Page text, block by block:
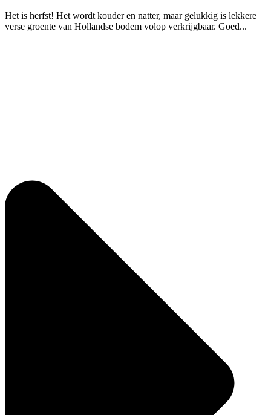
Het is herfst! Het wordt kouder en natter, maar gelukkig is lekkere
verse groente van Hollandse bodem volop verkrijgbaar. Goed...